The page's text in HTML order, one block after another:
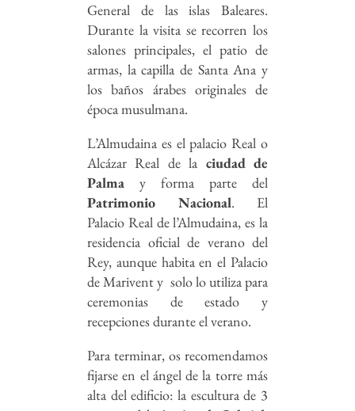
General de las islas Baleares.
Durante la visita se recorren los
salones principales, el patio de
armas, la capilla de Santa Ana y
los baños árabes originales de
época musulmana.
L’Almudaina es el palacio Real o
Alcázar Real de la ciudad de
Palma y forma parte del
Patrimonio Nacional. El
Palacio Real de l’Almudaina, es la
residencia oficial de verano del
Rey, aunque habita en el Palacio
de Marivent y solo lo utiliza para
ceremonias de estado y
recepciones durante el verano.
Para terminar, os recomendamos
fijarse en el ángel de la torre más
alta del edificio: la escultura de 3